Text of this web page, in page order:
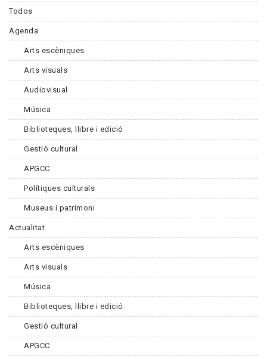
Todos
Agenda
Arts escèniques
Arts visuals
Audiovisual
Música
Biblioteques, llibre i edició
Gestió cultural
APGCC
Polítiques culturals
Museus i patrimoni
Actualitat
Arts escèniques
Arts visuals
Música
Biblioteques, llibre i edició
Gestió cultural
APGCC